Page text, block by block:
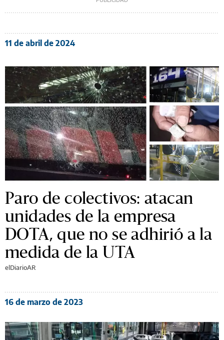
11 de abril de 2024
Paro de colectivos: atacan
unidades de la empresa
DOTA, que no se adhirió a la
medida de la UTA
elDiarioAR
16 de marzo de 2023